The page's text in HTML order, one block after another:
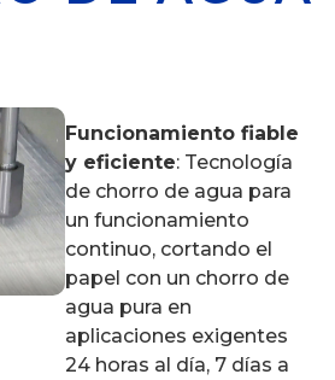
Funcionamiento fiable
y eficiente: Tecnología
de chorro de agua para
un funcionamiento
continuo, cortando el
papel con un chorro de
agua pura en
aplicaciones exigentes
24 horas al día, 7 días a